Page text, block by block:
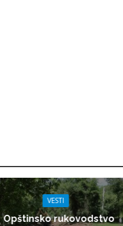
VESTI
Opštinsko rukovodstvo